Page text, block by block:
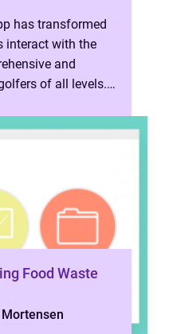
has transformed
interact with the
and
of all levels.
Food Waste